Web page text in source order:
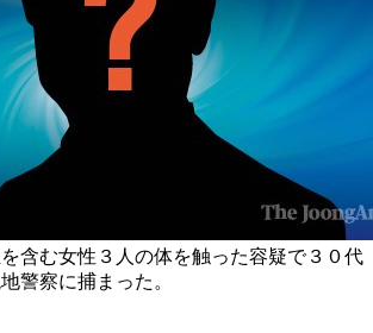
含む女性３人の体を触った容疑で３０代
警察に捕まった。